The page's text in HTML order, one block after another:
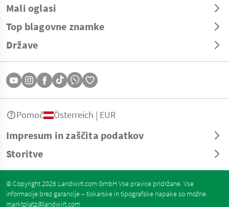
Mali oglasi
Top blagovne znamke
Države
Impresum in zaščita podatkov
Storitve
Pomoč Österreich | EUR
© Copyright 2026 Landwirt.com GmbH Vse pravice pridržane. Vse
informacije brez garancije – tiskarske in tipografske napake so možne.
marktplatz@landwirt.com